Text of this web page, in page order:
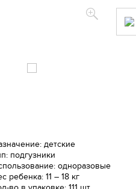
детские
подгузники
одноразовые
ребенка: 11 – 18 кг